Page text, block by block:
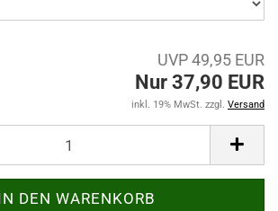
UVP 49,95 EUR
Nur 37,90 EUR
inkl. 19% MwSt. zzgl. Versand